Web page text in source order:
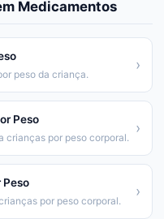
Medicamentos
peso da criança.
›
Peso
crianças por peso corporal.
›
por peso corporal.
›